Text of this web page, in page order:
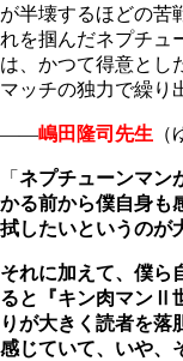
が半壊するほどの苦
れを掴んだネプチュ
は、かつて得意とし
マッチの独力で繰り
――嶋田隆司先生
「 ネプチューンマン
かる前から僕自身も
拭したいというのが
それに加えて、僕ら
ると『キン肉マンⅡ
りが大きく読者を落
感じていて、いや、